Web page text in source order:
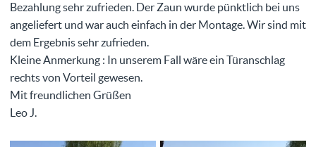
Bezahlung sehr zufrieden. Der Zaun wurde pünktlich bei uns
angeliefert und war auch einfach in der Montage. Wir sind mit
dem Ergebnis sehr zufrieden.
Kleine Anmerkung : In unserem Fall wäre ein Türanschlag
rechts von Vorteil gewesen.
Mit freundlichen Grüßen
Leo J.